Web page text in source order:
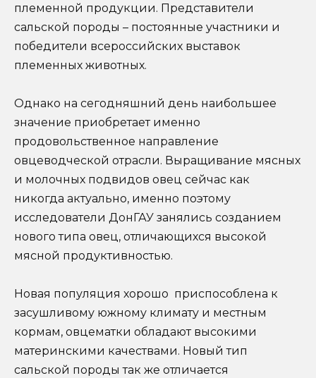
племенной продукции. Представители
сальской породы – постоянные участники и
победители всероссийских выставок
племенных животных.
Однако на сегодняшний день наибольшее
значение приобретает именно
продовольственное направление
овцеводческой отрасли. Выращивание мясных
и молочных подвидов овец сейчас как
никогда актуально, именно поэтому
исследователи ДонГАУ занялись созданием
нового типа овец, отличающихся высокой
мясной продуктивностью.
Новая популяция хорошо приспособлена к
засушливому южному климату и местным
кормам, овцематки обладают высокими
материнскими качествами. Новый тип
сальской породы так же отличается